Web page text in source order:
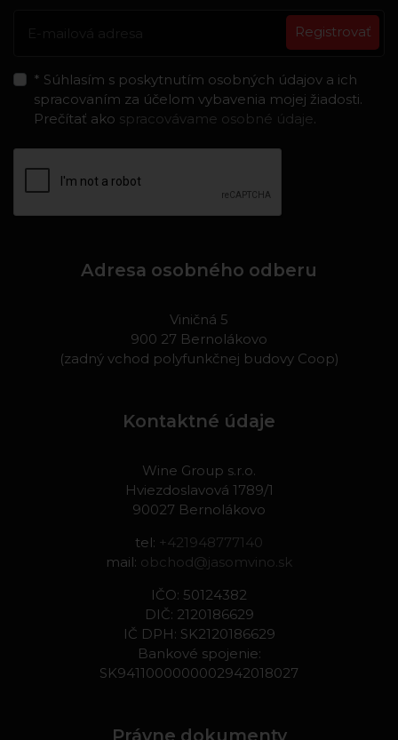
Registrovať
* Súhlasím s poskytnutím osobných údajov a ich
spracovaním za účelom vybavenia mojej žiadosti.
Prečítať ako spracovávame osobné údaje.
Adresa osobného odberu
Viničná 5
900 27 Bernolákovo
(zadný vchod polyfunkčnej budovy Coop)
Kontaktné údaje
Wine Group s.r.o.
Hviezdoslavová 1789/1
90027 Bernolákovo
tel: +421948777140
mail: obchod@jasomvino.sk
IČO: 50124382
DIČ: 2120186629
IČ DPH: SK2120186629
Bankové spojenie:
SK9411000000002942018027
Právne dokumenty